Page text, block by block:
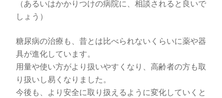
（あるいはかかりつけの病院に、相談されると良いで
しょう）
糖尿病の治療も、昔とは比べられないくらいに薬や器
具が進化しています。
用量や使い方がより扱いやすくなり、高齢者の方も取
り扱いし易くなりました。
今後も、より安全に取り扱えるように変化していくと